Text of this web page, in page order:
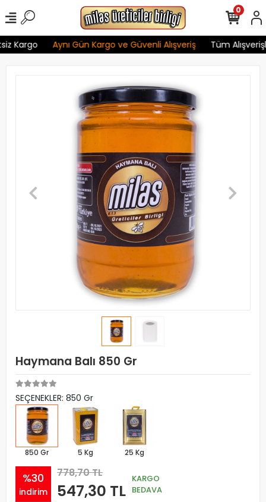
Kargo Aynı Gün Kargo ve Güvenli Alışveriş Tüm
0
Haymana Balı 850 Gr
SEÇENEKLER: 850 Gr
850 Gr 5 Kg 25 Kg
%30
indirim
778,70 TL
547,30 TL
KARGO
BEDAVA